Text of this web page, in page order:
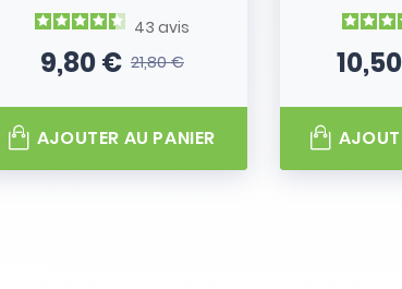
43 avis
Prix
9,80 €Prix de base
21,80 €
AJOUTER AU PANIER